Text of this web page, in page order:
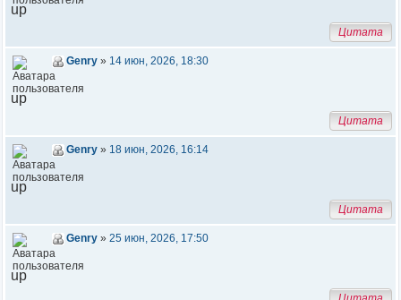
up
Цитата
Genry » 14 июн, 2026, 18:30
up
Цитата
Genry » 18 июн, 2026, 16:14
up
Цитата
Genry » 25 июн, 2026, 17:50
up